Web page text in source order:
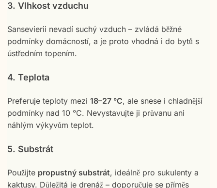
3. Vlhkost vzduchu
Sansevierii nevadí suchý vzduch – zvládá běžné
podmínky domácností, a je proto vhodná i do bytů s
ústředním topením.
4. Teplota
Preferuje teploty mezi 18–27 °C, ale snese i chladnější
podmínky nad 10 °C. Nevystavujte ji průvanu ani
náhlým výkyvům teplot.
5. Substrát
Použijte propustný substrát, ideálně pro sukulenty a
kaktusy. Důležitá je drenáž – doporučuje se příměs